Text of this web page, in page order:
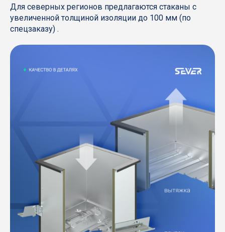
Для северных регионов предлагаются стаканы с
увеличенной толщиной изоляции до 100 мм (по
спецзаказу) .